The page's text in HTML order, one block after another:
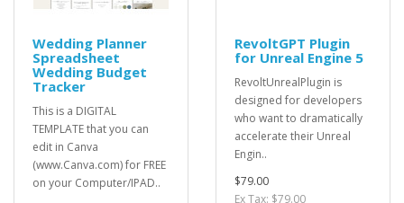
Wedding Planner
Spreadsheet
Wedding Budget
Tracker
This is a DIGITAL
TEMPLATE that you can
edit in Canva
(www.Canva.com) for FREE
on your Computer/IPAD..
RevoltGPT Plugin
for Unreal Engine 5
RevoltUnrealPlugin is
designed for developers
who want to dramatically
accelerate their Unreal
Engin..
$79.00
Ex Tax: $79.00